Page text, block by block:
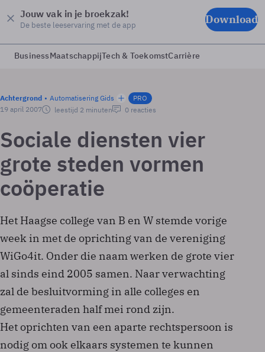
Jouw vak in je broekzak!
De beste leeservaring met de app Download
BusinessMaatschappijTech & ToekomstCarrière
Achtergrond Automatisering Gids
PRO
19 april 2007
leestijd 2 minuten 0 reacties
Sociale diensten vier
grote steden vormen
coöperatie
Het Haagse college van B en W stemde vorige
week in met de oprichting van de vereniging
WiGo4it. Onder die naam werken de grote vier
al sinds eind 2005 samen. Naar verwachting
zal de besluitvorming in alle colleges en
gemeenteraden half mei rond zijn.
Het oprichten van een aparte rechtspersoon is
nodig om ook elkaars systemen te kunnen